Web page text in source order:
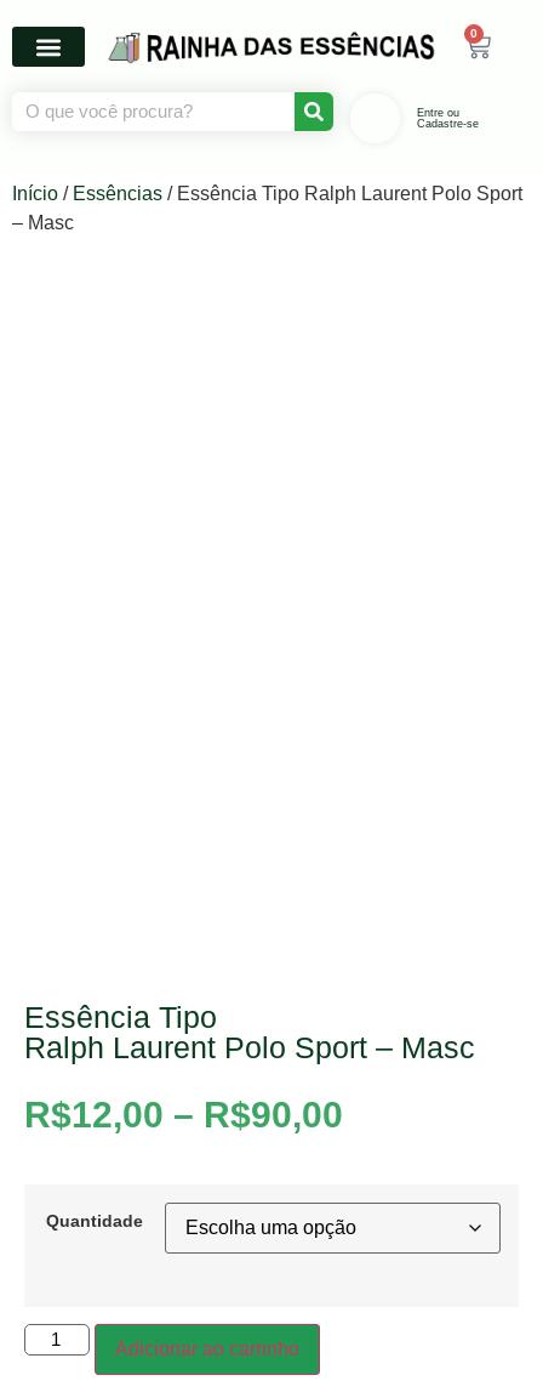
0
Entre ou
Cadastre-se
Início / Essências / Essência Tipo Ralph Laurent Polo Sport
– Masc
Essência Tipo
Ralph Laurent Polo Sport – Masc
R$12,00 – R$90,00
Quantidade
Adicionar ao carrinho